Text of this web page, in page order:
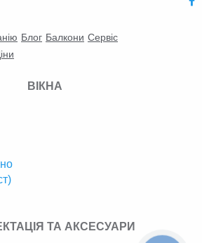
Блог Балкони Сервіс
ВІКНА
ТА АКСЕСУАРИ